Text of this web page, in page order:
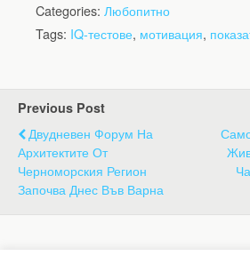
Categories: Любопитно
Tags: IQ-тестове, мотивация,
Previous Post
Двудневен Форум На
Архитектите От
Черноморския Регион
Започва Днес Във Варна